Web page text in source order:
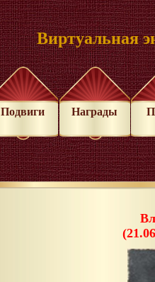
Виртуальная
Подвиги Награды